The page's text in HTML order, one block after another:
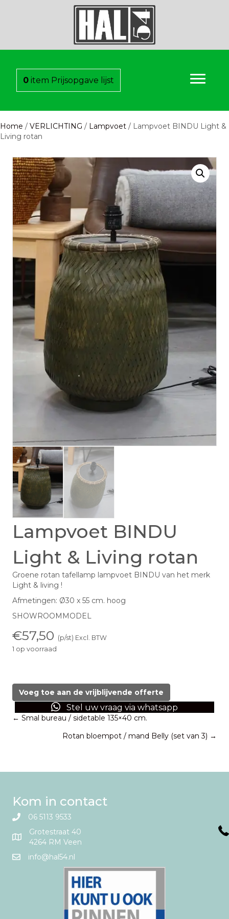
0 item Prijsopgave lijst
Home / VERLICHTING / Lampvoet / Lampvoet BINDU Light &
Living rotan
Lampvoet BINDU
Light & Living rotan
Groene rotan tafellamp lampvoet BINDU van het merk
Light & living !
Afmetingen: Ø30 x 55 cm. hoog
SHOWROOMMODEL
€57,50 (p/st) Excl. BTW
1 op voorraad
Light
&
rotan
Voeg toe aan de vrijblijvende offerte
Stel uw vraag via whatsapp
Posts
navigation
← Smal bureau / sidetable 135×40 cm.
Rotan bloempot / mand Belly (set van 3) →
Kom in contact
06 5113 9533
Grotestraat 40
4264 RM Veen
info@hal54.nl